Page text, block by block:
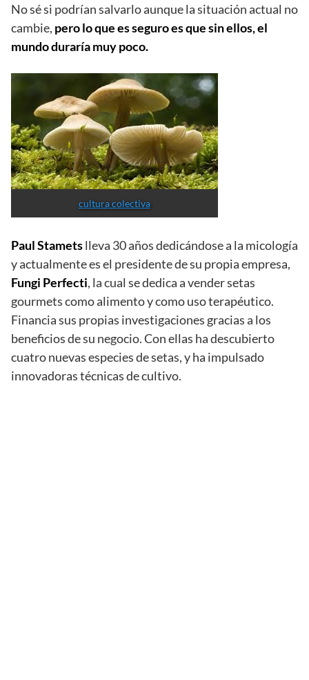
No sé si podrían salvarlo aunque la situación actual no
cambie, pero lo que es seguro es que sin ellos, el
mundo duraría muy poco.
cultura colectiva
Paul Stametslleva 30 años dedicándose a la micología
y actualmente es el presidente de su propia empresa,
Fungi Perfecti, la cual se dedica a vender setas
gourmets como alimento y como uso terapéutico.
Financia sus propias investigaciones gracias a los
beneficios de su negocio. Con ellas ha descubierto
cuatro nuevas especies de setas, y ha impulsado
innovadoras técnicas de cultivo.